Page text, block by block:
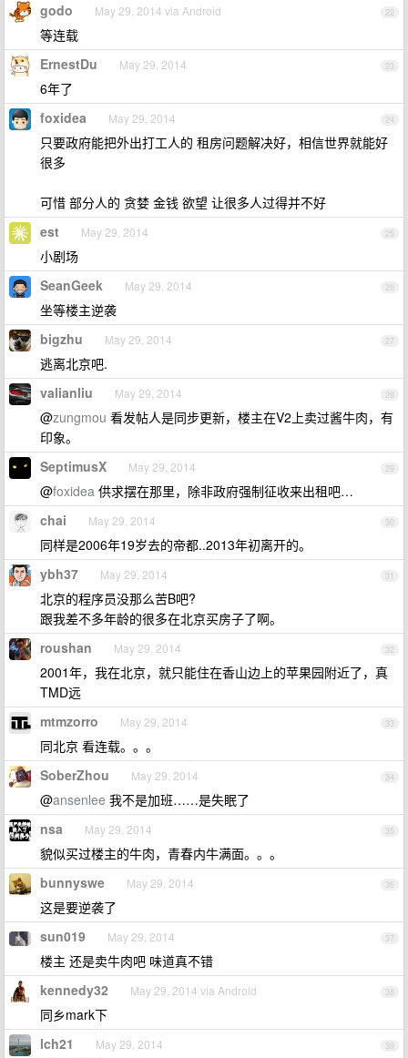
22
godo May 29, 2014 via Android
等连载
23
ErnestDu May 29, 2014
6年了
24
foxidea May 29, 2014
只要政府能把外出打工人的 租房问题解决好，相信世界就能好
很多
可惜 部分人的 贪婪 金钱 欲望 让很多人过得并不好
25
est May 29, 2014
小剧场
26
SeanGeek May 29, 2014
坐等楼主逆袭
27
bigzhu May 29, 2014
逃离北京吧.
28
valianliu May 29, 2014
@zungmou 看发帖人是同步更新，楼主在V2上卖过酱牛肉，有
印象。
29
SeptimusX May 29, 2014
@foxidea 供求摆在那里，除非政府强制征收来出租吧…
30
chai May 29, 2014
同样是2006年19岁去的帝都..2013年初离开的。
31
ybh37 May 29, 2014
北京的程序员没那么苦B吧?
跟我差不多年龄的很多在北京买房子了啊。
32
roushan May 29, 2014
2001年，我在北京，就只能住在香山边上的苹果园附近了，真
TMD远
33
mtmzorro May 29, 2014
同北京 看连载。。。
34
SoberZhou May 29, 2014
@ansenlee 我不是加班……是失眠了
35
nsa May 29, 2014
貌似买过楼主的牛肉，青春内牛满面。。。
36
bunnyswe May 29, 2014
这是要逆袭了
37
sun019 May 29, 2014
楼主 还是卖牛肉吧 味道真不错
38
kennedy32 May 29, 2014 via Android
同乡mark下
39
lch21 May 29, 2014